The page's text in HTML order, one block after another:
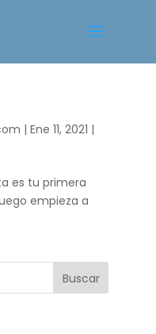
| Ene 11, 2021 |
es tu primera
empieza a